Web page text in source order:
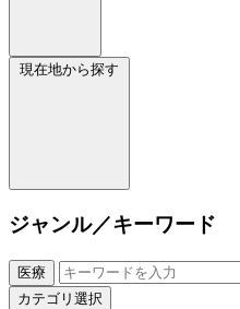
現在地から探す
ジャンル／キーワード
医療
カテゴリ選択